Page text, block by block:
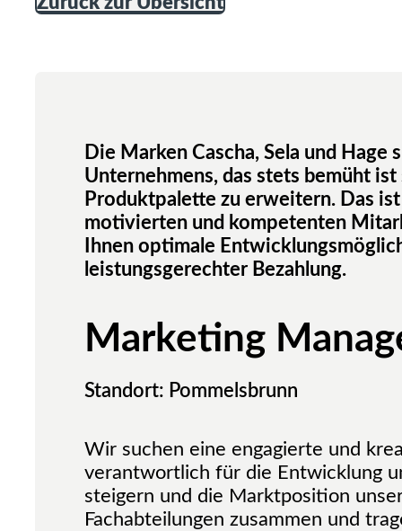
Die Marken Cascha, Sela und
Unternehmens, das stets bemüht
Produktpalette zu erweitern. Das
motivierten und kompetenten
Ihnen optimale
leistungsgerechter Bezahlung.
Marketing
Standort: Pommelsbrunn
Wir suchen eine engagierte und
verantwortlich für die Entwicklung
steigern und die Marktposition
Fachabteilungen zusammen und